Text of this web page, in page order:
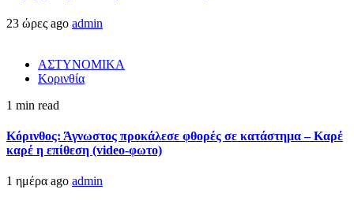
23 ώρες ago admin
ΑΣΤΥΝΟΜΙΚΑ
Κορινθία
1 min read
Κόρινθος: Άγνωστος προκάλεσε φθορές σε κατάστημα – Καρέ
καρέ η επίθεση (video-φωτο)
1 ημέρα ago admin